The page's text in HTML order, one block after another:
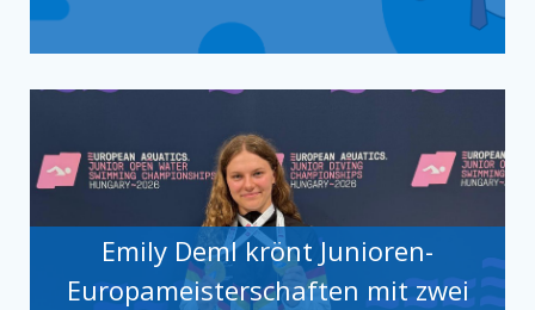
Emily Deml krönt Junioren-
Europameisterschaften mit zwei